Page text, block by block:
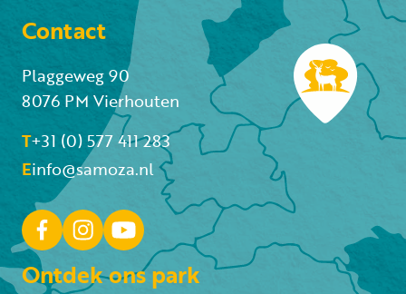
Contact
Plaggeweg 90
8076 PM Vierhouten
T+31 (0) 577 411 283
Einfo@samoza.nl
Ontdek ons park